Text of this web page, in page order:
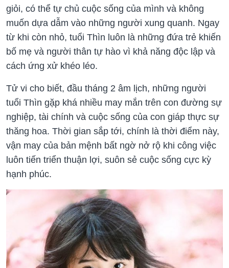
giỏi, có thể tự chủ cuộc sống của mình và không
muốn dựa dẫm vào những người xung quanh. Ngay
từ khi còn nhỏ, tuổi Thìn luôn là những đứa trẻ khiến
bố mẹ và người thân tự hào vì khả năng độc lập và
cách ứng xử khéo léo.
Tử vi cho biết, đầu tháng 2 âm lịch, những người
tuổi Thìn gặp khá nhiều may mắn trên con đường sự
nghiệp, tài chính và cuộc sống của con giáp thực sự
thăng hoa. Thời gian sắp tới, chính là thời điểm này,
vận may của bản mệnh bất ngờ nở rộ khi công việc
luôn tiến triển thuận lợi, suôn sẻ cuộc sống cực kỳ
hạnh phúc.